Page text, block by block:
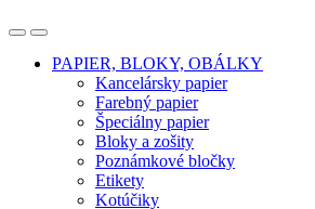
OpenClose
PAPIER, BLOKY, OBÁLKY
Kancelársky papier
Farebný papier
Špeciálny papier
Bloky a zošity
Poznámkové bločky
Etikety
Kotúčiky